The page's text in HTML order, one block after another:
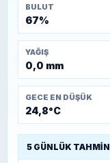
BULUT
67%
YAĞIŞ
0,0 mm
GECE EN DÜŞÜK
24,8°C
5 GÜNLÜK TAHMIN